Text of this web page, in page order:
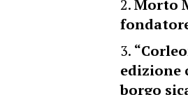
Morto
edizione
borgo